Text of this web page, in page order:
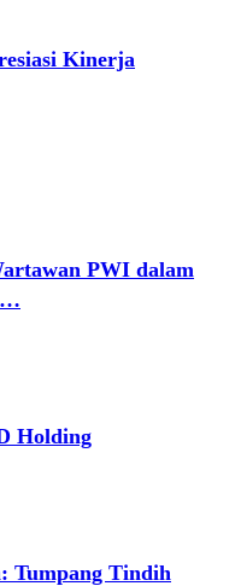
Kinerja
PWI dalam
Holding
Tumpang Tindih